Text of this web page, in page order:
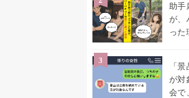
助手
が、
った
「
が対
会で